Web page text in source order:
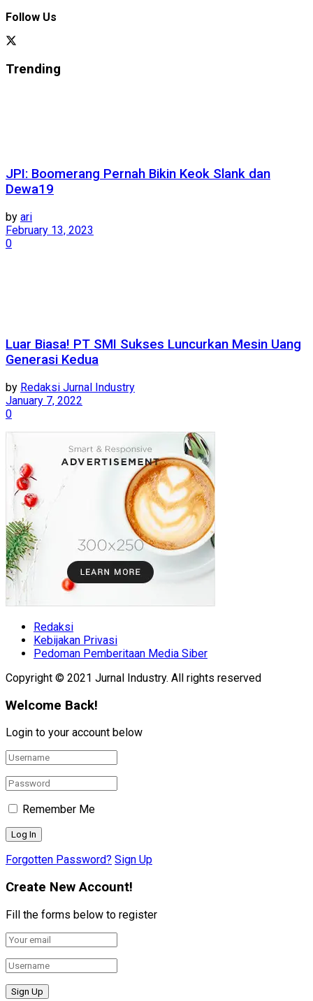
Follow Us
Trending
JPI: Boomerang Pernah Bikin Keok Slank dan
Dewa19
by ari
February 13, 2023
0
Luar Biasa! PT SMI Sukses Luncurkan Mesin Uang
Generasi Kedua
by Redaksi Jurnal Industry
January 7, 2022
0
Redaksi
Kebijakan Privasi
Pedoman Pemberitaan Media Siber
Copyright © 2021 Jurnal Industry. All rights reserved
Welcome Back!
Login to your account below
Remember Me
Forgotten Password? Sign Up
Create New Account!
Fill the forms below to register